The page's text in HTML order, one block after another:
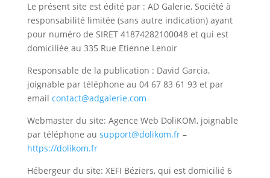
Le présent site est édité par : AD Galerie, Société à
responsabilité limitée (sans autre indication) ayant
pour numéro de SIRET 41874282100048 et qui est
domiciliée au 335 Rue Etienne Lenoir
Responsable de la publication : David Garcia,
joignable par téléphone au 04 67 83 61 93 et par
email contact@adgalerie.com
Webmaster du site: Agence Web DoliKOM, joignable
par téléphone au support@dolikom.fr–
https://dolikom.fr
Hébergeur du site: XEFI Béziers, qui est domicilié 6